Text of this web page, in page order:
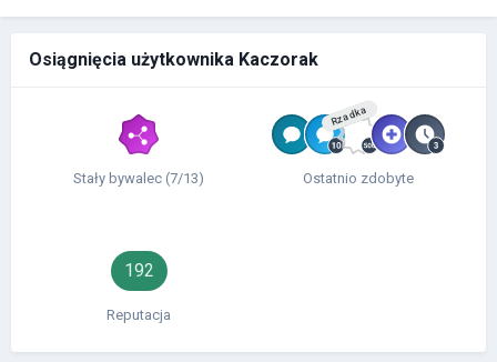
Osiągnięcia użytkownika Kaczorak
Stały bywalec (7/13)
Rzadka
Ostatnio zdobyte
192
Reputacja